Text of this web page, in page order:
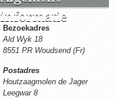
informatie
Bezoekadres
Ald Wyk 18
8551 PR Woudsend (Fr)
Postadres
Houtzaagmolen de Jager
Leegwar 8